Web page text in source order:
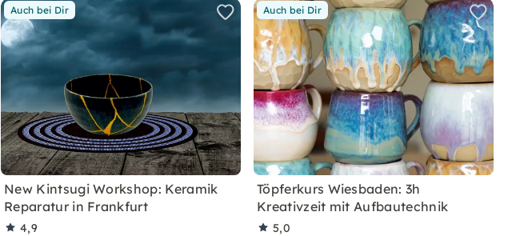
Auch bei Dir
New Kintsugi Workshop: Keramik
Reparatur in Frankfurt
4,9
Auch bei Dir
Töpferkurs Wiesbaden: 3h
Kreativzeit mit Aufbautechnik
5,0